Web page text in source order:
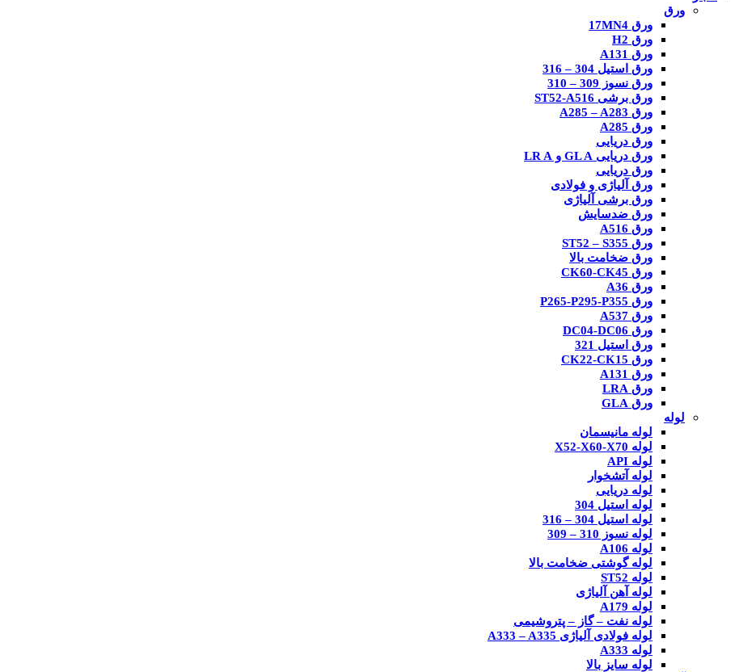
ورق
ورق 17MN4
ورق H2
ورق A131
ورق استیل 304 – 316
ورق نسوز 309 – 310
ورق برشی ST52-A516
ورق A285 – A283
ورق A285
ورق دریایی
ورق دریایی GL A و LR A
ورق دریایی
ورق آلیاژی و فولادی
ورق برشی آلیاژی
ورق ضدسایش
ورق A516
ورق ST52 – S355
ورق ضخامت بالا
ورق CK60-CK45
ورق A36
ورق P265-P295-P355
ورق A537
ورق DC04-DC06
ورق استیل 321
ورق CK22-CK15
ورق A131
ورق LRA
ورق GLA
لوله
لوله مانیسمان
لوله X52-X60-X70
لوله API
لوله آتشخوار
لوله دریایی
لوله استیل 304
لوله استیل 304 – 316
لوله نسوز 310 – 309
لوله A106
لوله گوشتی ضخامت بالا
لوله ST52
لوله آهن آلیاژی
لوله A179
لوله نفت – گاز – پتروشیمی
لوله فولادی آلیاژی A333 – A335
لوله A333
لوله سایز بالا